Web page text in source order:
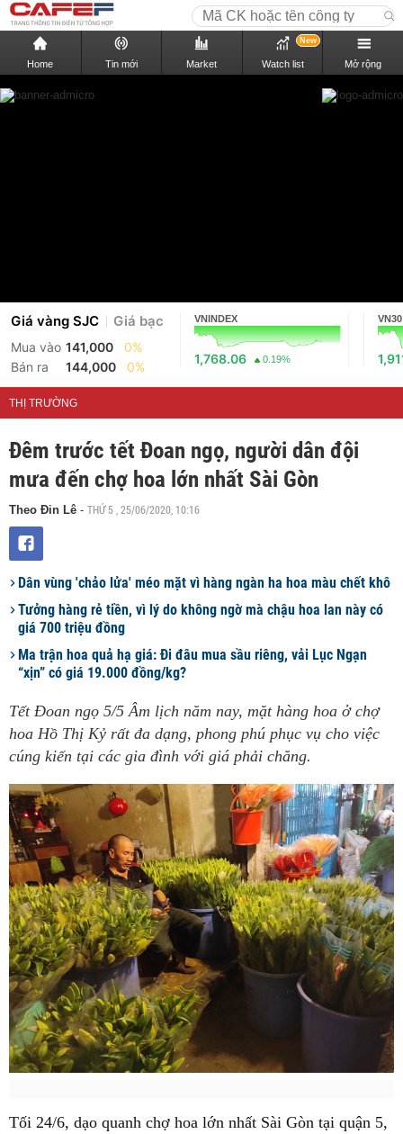
Home Tin mới Market Watch list
New
Mở rộng
Giá vàng SJC Giá bạc
Mua vào 141,000
0%
Bán ra
144,000 0%
VNINDEX
1,768.06 0.19%
VN30
THỊ TRƯỜNG
Đêm trước tết Đoan ngọ, người dân đội
mưa đến chợ hoa lớn nhất Sài Gòn
Theo Đin Lê - THỨ 5 , 25/06/2020, 10:16
Dân vùng 'chảo lửa' méo mặt vì hàng ngàn ha hoa màu chết khô
Tưởng hàng rẻ tiền, vì lý do không ngờ mà chậu hoa lan này có
giá 700 triệu đồng
Ma trận hoa quả hạ giá: Đi đâu mua sầu riêng, vải Lục Ngạn
“xịn” có giá 19.000 đồng/kg?
Tết Đoan ngọ 5/5 Âm lịch năm nay, mặt hàng hoa ở chợ
hoa Hồ Thị Kỷ rất đa dạng, phong phú phục vụ cho việc
cúng kiến tại các gia đình với giá phải chăng.
Tối 24/6, dạo quanh chợ hoa lớn nhất Sài Gòn tại quận 5,